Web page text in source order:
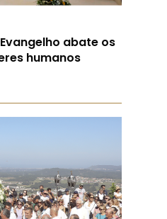
abate os
humanos